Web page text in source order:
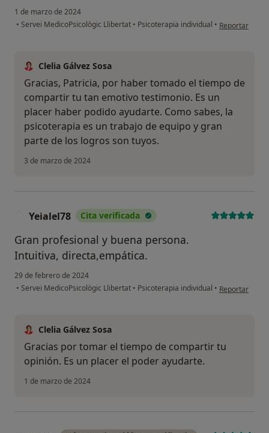
1 de marzo de 2024
• Servei MedicoPsicològic Llibertat • Psicoterapia individual • en opinión del
Reportar
Clelia Gálvez Sosa
Gracias, Patricia, por haber tomado el tiempo de
compartir tu tan emotivo testimonio. Es un
placer haber podido ayudarte. Como sabes, la
psicoterapia es un trabajo de equipo y gran
parte de los logros son tuyos.
3 de marzo de 2024
Yeialel78 Cita verificada
Gran profesional y buena persona.
Intuitiva, directa,empática.
29 de febrero de 2024
• Servei MedicoPsicològic Llibertat • Psicoterapia individual • en opinión del
Reportar
Clelia Gálvez Sosa
Gracias por tomar el tiempo de compartir tu
opinión. Es un placer el poder ayudarte.
1 de marzo de 2024